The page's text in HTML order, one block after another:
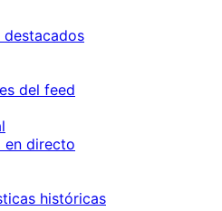
destacados
del feed
en directo
históricas